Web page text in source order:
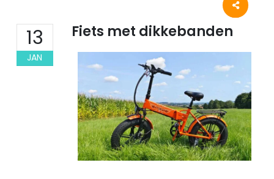
13
JAN
Fiets met dikkebanden